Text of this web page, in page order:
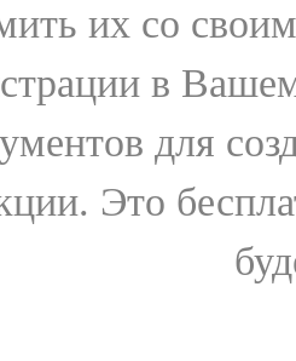
их со
в
для
Это